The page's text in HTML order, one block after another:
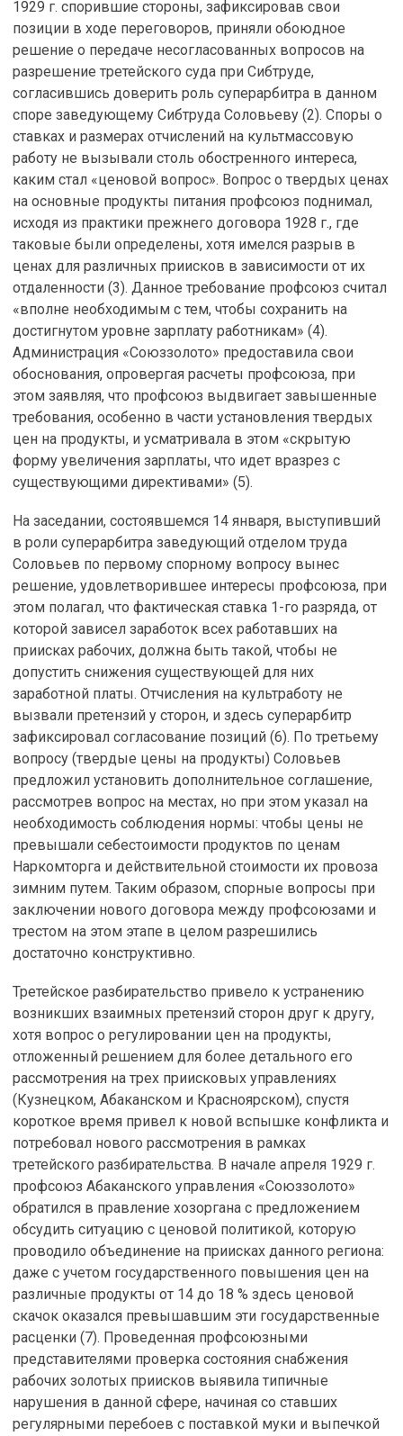
1929 г. спорившие стороны, зафиксировав свои
позиции в ходе переговоров, приняли обоюдное
решение о передаче несогласованных вопросов на
разрешение третейского суда при Сибтруде,
согласившись доверить роль суперарбитра в данном
споре заведующему Сибтруда Соловьеву (2). Споры о
ставках и размерах отчислений на культмассовую
работу не вызывали столь обостренного интереса,
каким стал «ценовой вопрос». Вопрос о твердых ценах
на основные продукты питания профсоюз поднимал,
исходя из практики прежнего договора 1928 г., где
таковые были определены, хотя имелся разрыв в
ценах для различных приисков в зависимости от их
отдаленности (3). Данное требование профсоюз считал
«вполне необходимым с тем, чтобы сохранить на
достигнутом уровне зарплату работникам» (4).
Администрация «Союззолото» предоставила свои
обоснования, опровергая расчеты профсоюза, при
этом заявляя, что профсоюз выдвигает завышенные
требования, особенно в части установления твердых
цен на продукты, и усматривала в этом «скрытую
форму увеличения зарплаты, что идет вразрез с
существующими директивами» (5).
На заседании, состоявшемся 14 января, выступивший
в роли суперарбитра заведующий отделом труда
Соловьев по первому спорному вопросу вынес
решение, удовлетворившее интересы профсоюза, при
этом полагал, что фактическая ставка 1-го разряда, от
которой зависел заработок всех работавших на
приисках рабочих, должна быть такой, чтобы не
допустить снижения существующей для них
заработной платы. Отчисления на культработу не
вызвали претензий у сторон, и здесь суперарбитр
зафиксировал согласование позиций (6). По третьему
вопросу (твердые цены на продукты) Соловьев
предложил установить дополнительное соглашение,
рассмотрев вопрос на местах, но при этом указал на
необходимость соблюдения нормы: чтобы цены не
превышали себестоимости продуктов по ценам
Наркомторга и действительной стоимости их провоза
зимним путем. Таким образом, спорные вопросы при
заключении нового договора между профсоюзами и
трестом на этом этапе в целом разрешились
достаточно конструктивно.
Третейское разбирательство привело к устранению
возникших взаимных претензий сторон друг к другу,
хотя вопрос о регулировании цен на продукты,
отложенный решением для более детального его
рассмотрения на трех приисковых управлениях
(Кузнецком, Абаканском и Красноярском), спустя
короткое время привел к новой вспышке конфликта и
потребовал нового рассмотрения в рамках
третейского разбирательства. В начале апреля 1929 г.
профсоюз Абаканского управления «Союззолото»
обратился в правление хозоргана с предложением
обсудить ситуацию с ценовой политикой, которую
проводило объединение на приисках данного региона:
даже с учетом государственного повышения цен на
различные продукты от 14 до 18 % здесь ценовой
скачок оказался превышавшим эти государственные
расценки (7). Проведенная профсоюзными
представителями проверка состояния снабжения
рабочих золотых приисков выявила типичные
нарушения в данной сфере, начиная со ставших
регулярными перебоев с поставкой муки и выпечкой